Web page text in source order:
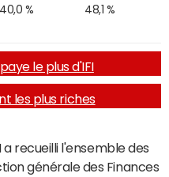
40,0 % 48,1 %
le plus d'IFI
les plus riches
a recueilli l'ensemble des
générale des Finances